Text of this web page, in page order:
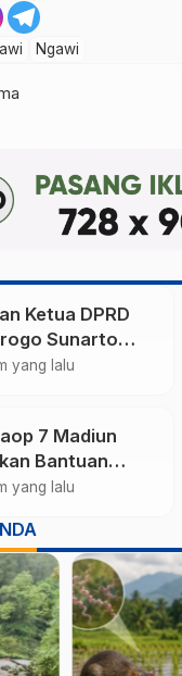
Ngawi
Ketua DPRD
Sunarto
yang lalu
7 Madiun
Bantuan
Juta, Panti
Dapat
yang lalu